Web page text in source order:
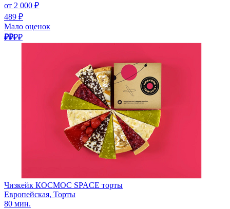
от 2 000 ₽
489 ₽
Мало оценок
₽₽₽₽
Чизкейк КОСМОС SPACE торты
Европейская, Торты
80 мин.